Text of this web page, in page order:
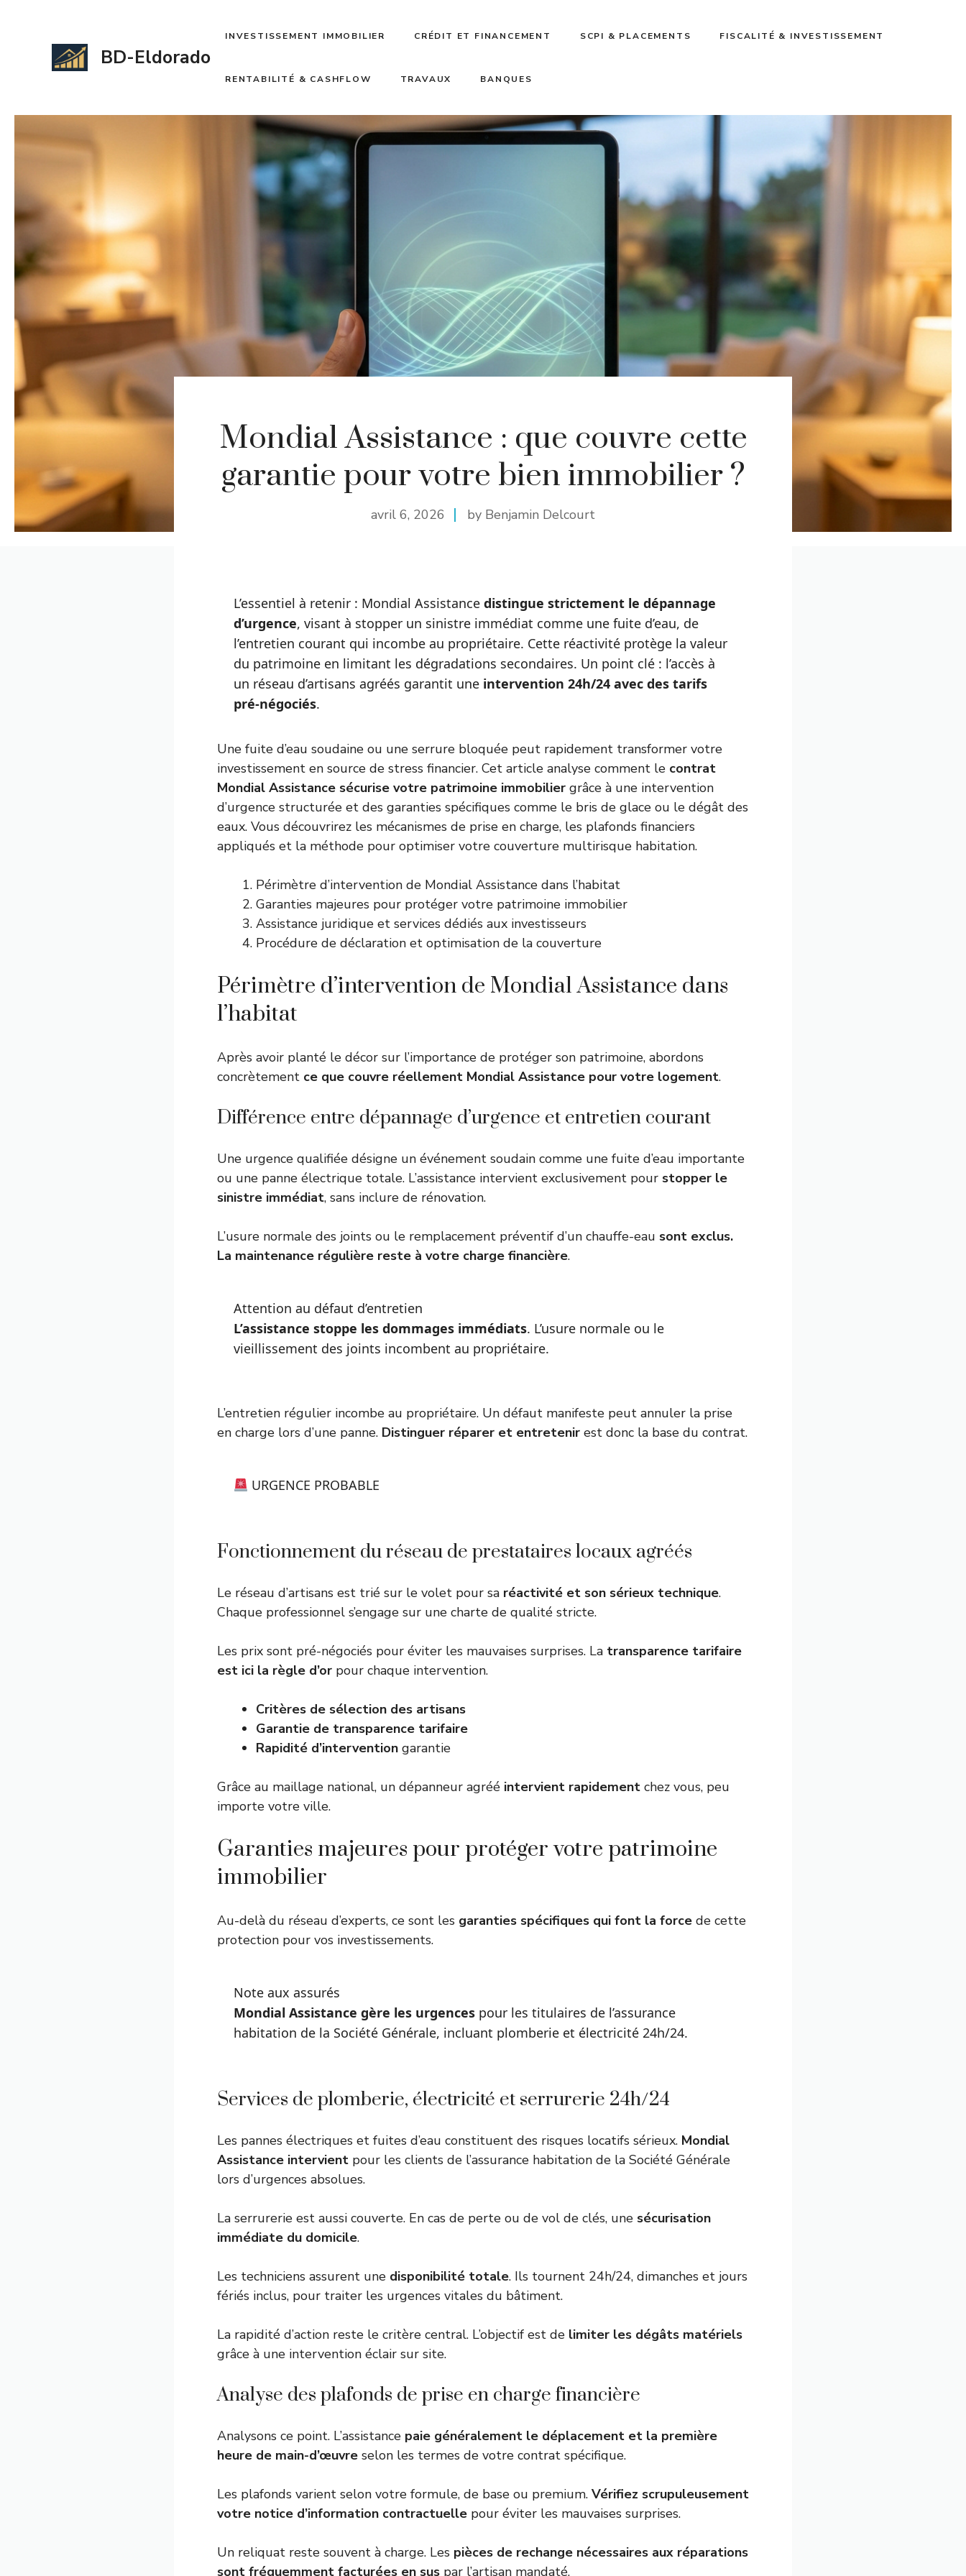
BD-Eldorado
INVESTISSEMENT IMMOBILIER CRÉDIT ET FINANCEMENT SCPI & PLACEMENTS FISCALITÉ & INVESTISSEMENT
RENTABILITÉ & CASHFLOW TRAVAUX BANQUES
Mondial Assistance : que couvre cette
garantie pour votre bien immobilier ?
avril 6, 2026 by Benjamin Delcourt
L’essentiel à retenir : Mondial Assistance distingue strictement le dépannage
d’urgence, visant à stopper un sinistre immédiat comme une fuite d’eau, de
l’entretien courant qui incombe au propriétaire. Cette réactivité protège la valeur
du patrimoine en limitant les dégradations secondaires. Un point clé : l’accès à
un réseau d’artisans agréés garantit une intervention 24h/24 avec des tarifs
pré-négociés.
Une fuite d’eau soudaine ou une serrure bloquée peut rapidement transformer votre
investissement en source de stress financier. Cet article analyse comment le contrat
Mondial Assistance sécurise votre patrimoine immobilier grâce à une intervention
d’urgence structurée et des garanties spécifiques comme le bris de glace ou le dégât des
eaux. Vous découvrirez les mécanismes de prise en charge, les plafonds financiers
appliqués et la méthode pour optimiser votre couverture multirisque habitation.
Périmètre d’intervention de Mondial Assistance dans l’habitat
Garanties majeures pour protéger votre patrimoine immobilier
Assistance juridique et services dédiés aux investisseurs
Procédure de déclaration et optimisation de la couverture
Périmètre d’intervention de Mondial Assistance dans
l’habitat
Après avoir planté le décor sur l’importance de protéger son patrimoine, abordons
concrètement ce que couvre réellement Mondial Assistance pour votre logement.
Différence entre dépannage d’urgence et entretien courant
Une urgence qualifiée désigne un événement soudain comme une fuite d’eau importante
ou une panne électrique totale. L’assistance intervient exclusivement pour stopper le
sinistre immédiat, sans inclure de rénovation.
L’usure normale des joints ou le remplacement préventif d’un chauffe-eau sont exclus.
La maintenance régulière reste à votre charge financière.
Attention au défaut d’entretien
L’assistance stoppe les dommages immédiats. L’usure normale ou le
vieillissement des joints incombent au propriétaire.
L’entretien régulier incombe au propriétaire. Un défaut manifeste peut annuler la prise
en charge lors d’une panne. Distinguer réparer et entretenir est donc la base du contrat.
URGENCE PROBABLE
Fonctionnement du réseau de prestataires locaux agréés
Le réseau d’artisans est trié sur le volet pour sa réactivité et son sérieux technique.
Chaque professionnel s’engage sur une charte de qualité stricte.
Les prix sont pré-négociés pour éviter les mauvaises surprises. La transparence tarifaire
est ici la règle d’or pour chaque intervention.
Critères de sélection des artisans
Garantie de transparence tarifaire
Rapidité d’intervention garantie
Grâce au maillage national, un dépanneur agréé intervient rapidement chez vous, peu
importe votre ville.
Garanties majeures pour protéger votre patrimoine
immobilier
Au-delà du réseau d’experts, ce sont les garanties spécifiques qui font la force de cette
protection pour vos investissements.
Note aux assurés
Mondial Assistance gère les urgencespour les titulaires de l’assurance
habitation de la Société Générale, incluant plomberie et électricité 24h/24.
Services de plomberie, électricité et serrurerie 24h/24
Les pannes électriques et fuites d’eau constituent des risques locatifs sérieux. Mondial
Assistance intervient pour les clients de l’assurance habitation de la Société Générale
lors d’urgences absolues.
La serrurerie est aussi couverte. En cas de perte ou de vol de clés, une sécurisation
immédiate du domicile.
Les techniciens assurent une disponibilité totale. Ils tournent 24h/24, dimanches et jours
fériés inclus, pour traiter les urgences vitales du bâtiment.
La rapidité d’action reste le critère central. L’objectif est de limiter les dégâts matériels
grâce à une intervention éclair sur site.
Analyse des plafonds de prise en charge financière
Analysons ce point. L’assistance paie généralement le déplacement et la première
heure de main-d’œuvre selon les termes de votre contrat spécifique.
Les plafonds varient selon votre formule, de base ou premium. Vérifiez scrupuleusement
votre notice d’information contractuelle pour éviter les mauvaises surprises.
Un reliquat reste souvent à charge. Les pièces de rechange nécessaires aux réparations
sont fréquemment facturées en sus par l’artisan mandaté.